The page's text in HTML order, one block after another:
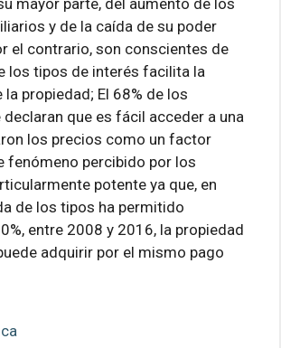
mayor parte, del aumento de los
y de la caída de su poder
el contrario, son conscientes de
los tipos de interés facilita la
propiedad; El 68% de los
que es fácil acceder a una
los precios como un factor
fenómeno percibido por los
potente ya que, en
de los tipos ha permitido
entre 2008 y 2016, la propiedad
adquirir por el mismo pago